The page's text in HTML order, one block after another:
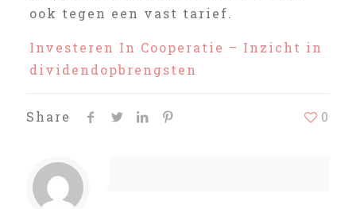
ook tegen een vast tarief.
Investeren In Cooperatie – Inzicht in
dividendopbrengsten
Share 0